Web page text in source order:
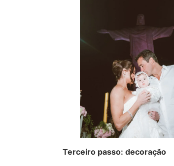
Terceiro passo: decoração